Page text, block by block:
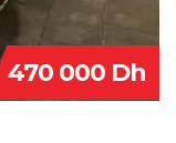
470 000 Dh